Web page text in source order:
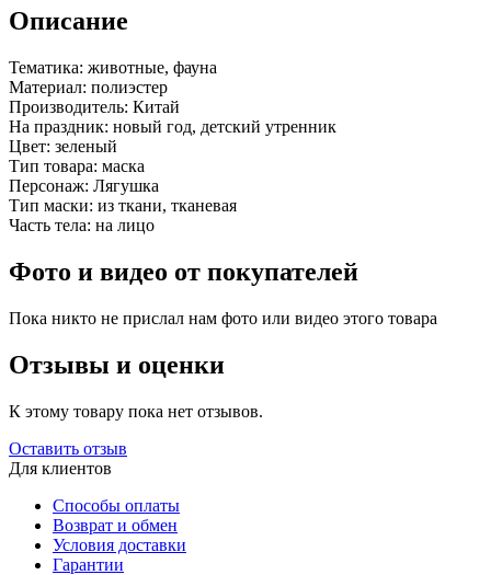
Описание
Тематика: животные, фауна
Материал: полиэстер
Производитель: Китай
На праздник: новый год, детский утренник
Цвет: зеленый
Тип товара: маска
Персонаж: Лягушка
Тип маски: из ткани, тканевая
Часть тела: на лицо
Фото и видео от покупателей
Пока никто не прислал нам фото или видео этого товара
Отзывы и оценки
К этому товару пока нет отзывов.
Оставить отзыв
Для клиентов
Способы оплаты
Возврат и обмен
Условия доставки
Гарантии